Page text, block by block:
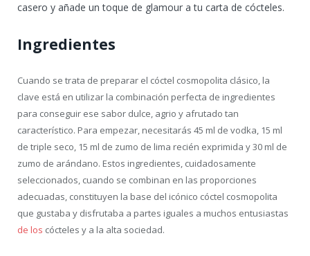
casero y añade un toque de glamour a tu carta de cócteles.
Ingredientes
Cuando se trata de preparar el cóctel cosmopolita clásico, la
clave está en utilizar la combinación perfecta de ingredientes
para conseguir ese sabor dulce, agrio y afrutado tan
característico. Para empezar, necesitarás 45 ml de vodka, 15 ml
de triple seco, 15 ml de zumo de lima recién exprimida y 30 ml de
zumo de arándano. Estos ingredientes, cuidadosamente
seleccionados, cuando se combinan en las proporciones
adecuadas, constituyen la base del icónico cóctel cosmopolita
que gustaba y disfrutaba a partes iguales a muchos entusiastas
de los cócteles y a la alta sociedad.